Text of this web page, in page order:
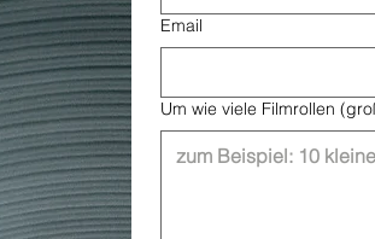
Email
Um wie viele Filmrollen